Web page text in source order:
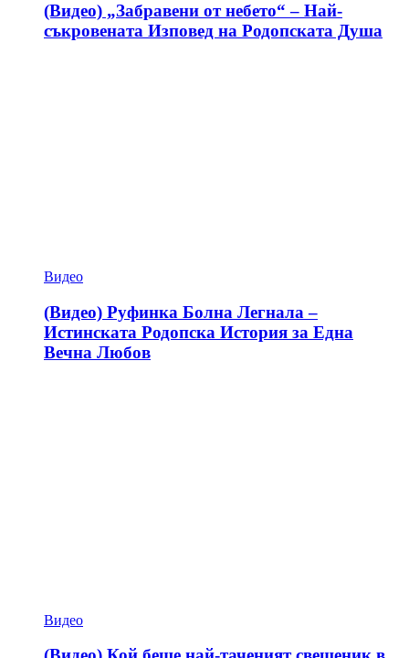
(Видео) „Забравени от небето“ – Най-
съкровената Изповед на Родопската Душа
Видео
(Видео) Руфинка Болна Легнала –
Истинската Родопска История за Една
Вечна Любов
Видео